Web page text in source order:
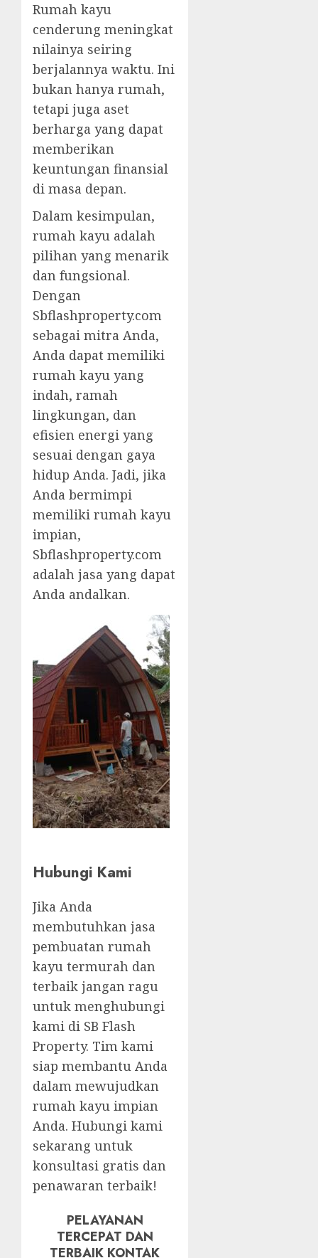
Rumah kayu
cenderung meningkat
nilainya seiring
berjalannya waktu. Ini
bukan hanya rumah,
tetapi juga aset
berharga yang dapat
memberikan
keuntungan finansial
di masa depan.
Dalam kesimpulan,
rumah kayu adalah
pilihan yang menarik
dan fungsional.
Dengan
Sbflashproperty.com
sebagai mitra Anda,
Anda dapat memiliki
rumah kayu yang
indah, ramah
lingkungan, dan
efisien energi yang
sesuai dengan gaya
hidup Anda. Jadi, jika
Anda bermimpi
memiliki rumah kayu
impian,
Sbflashproperty.com
adalah jasa yang dapat
Anda andalkan.
Hubungi Kami
Jika Anda
membutuhkan jasa
pembuatan rumah
kayu termurah dan
terbaik jangan ragu
untuk menghubungi
kami di SB Flash
Property. Tim kami
siap membantu Anda
dalam mewujudkan
rumah kayu impian
Anda. Hubungi kami
sekarang untuk
konsultasi gratis dan
penawaran terbaik!
PELAYANAN
TERCEPAT DAN
TERBAIK KONTAK